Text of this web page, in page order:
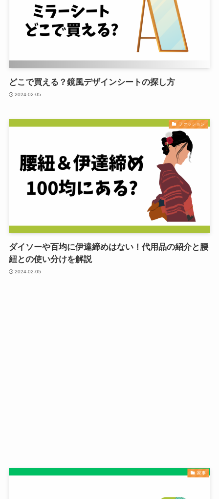
どこで買える？鏡風デザインシートの探し方
2024-02-05
ファッション
ダイソーや百均に伊達締めはない！代用品の紹介と腰
紐との使い分けを解説
2024-02-05
家事